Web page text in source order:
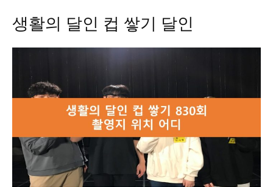
생활의 달인 컵 쌓기 달인